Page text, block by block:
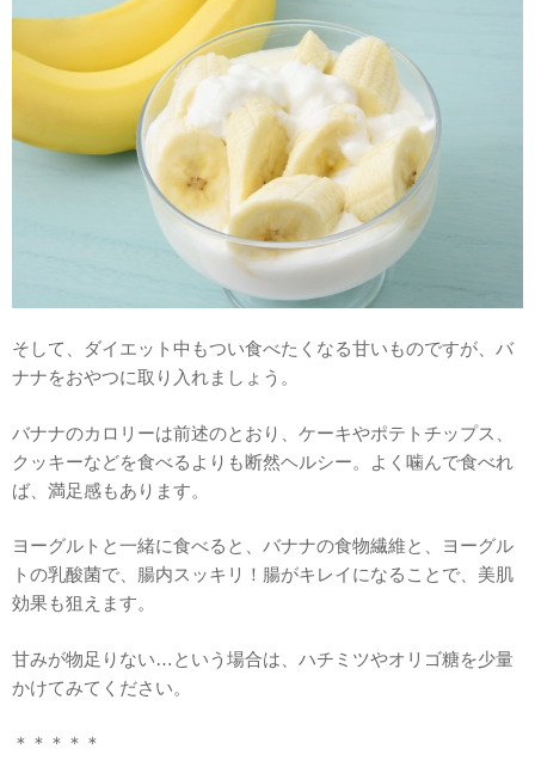
そして、ダイエット中もつい食べたくなる甘いものですが、バ
ナナをおやつに取り入れましょう。
バナナのカロリーは前述のとおり、ケーキやポテトチップス、
クッキーなどを食べるよりも断然ヘルシー。よく噛んで食べれ
ば、満足感もあります。
ヨーグルトと一緒に食べると、バナナの食物繊維と、ヨーグル
トの乳酸菌で、腸内スッキリ！腸がキレイになることで、美肌
効果も狙えます。
甘みが物足りない…という場合は、ハチミツやオリゴ糖を少量
かけてみてください。
＊＊＊＊＊